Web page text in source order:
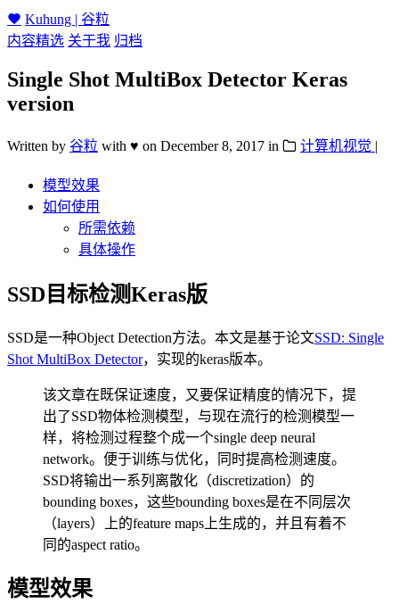
Kuhung | 谷粒
内容精选 关于我 归档
Single Shot MultiBox Detector Keras
version
Written by 谷粒 with ♥ on December 8, 2017 in 计算机视觉 |
模型效果
如何使用
所需依赖
具体操作
SSD目标检测Keras版
SSD是一种Object Detection方法。本文是基于论文SSD: Single
Shot MultiBox Detector，实现的keras版本。
该文章在既保证速度，又要保证精度的情况下，提
出了SSD物体检测模型，与现在流行的检测模型一
样，将检测过程整个成一个single deep neural
network。便于训练与优化，同时提高检测速度。
SSD将输出一系列离散化（discretization）的
bounding boxes，这些bounding boxes是在不同层次
（layers）上的feature maps上生成的，并且有着不
同的aspect ratio。
模型效果